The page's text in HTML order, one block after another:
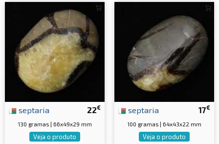
22€
septaria
130 gramas | 66x49x29 mm
Veja o produto
17€
septaria
100 gramas | 64x43x22 mm
Veja o produto